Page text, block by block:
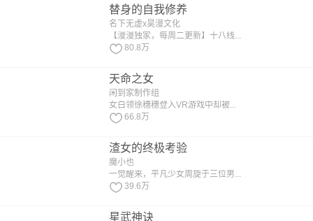
替身的自我修养
名下无虚x昊漫文化
【漫漫独家，每周二更新】十八线...
80.8万
天命之女
闲到家制作组
女白领徐穗穗登入VR游戏中却被...
66.8万
渣女的终极考验
魔小也
一觉醒来，平凡少女周旋于三位男...
39.6万
星武神诀